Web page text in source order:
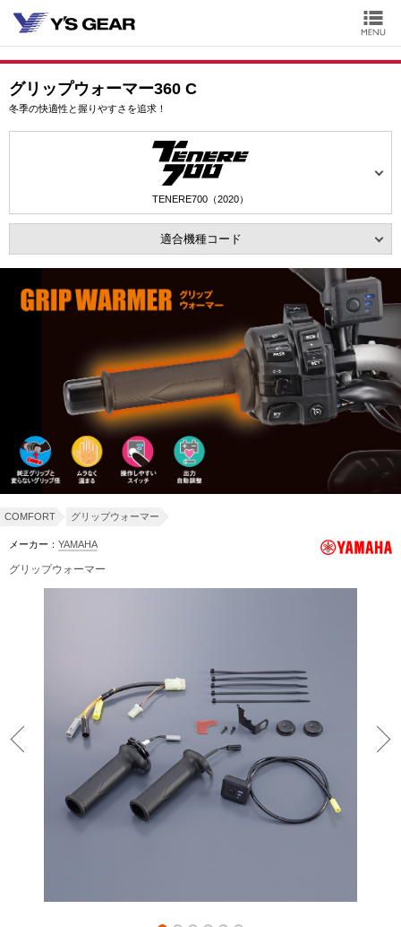
グリップウォーマー360 C
冬季の快適性と握りやすさを追求！
TENERE700（2020）
適合機種コード
COMFORT グリップウォーマー
メーカー： YAMAHA
グリップウォーマー